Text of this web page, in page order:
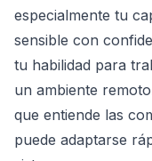
especialmente tu
sensible con
tu habilidad para
un ambiente
que entiende las
puede adaptarse